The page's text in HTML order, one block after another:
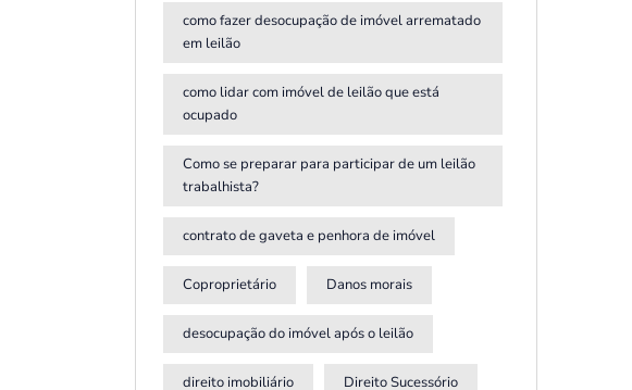
como fazer desocupação de imóvel arrematado
em leilão
como lidar com imóvel de leilão que está
ocupado
Como se preparar para participar de um leilão
trabalhista?
contrato de gaveta e penhora de imóvel
Coproprietário Danos morais
desocupação do imóvel após o leilão
direito imobiliário Direito Sucessório